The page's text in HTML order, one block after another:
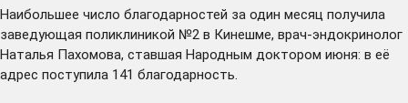
Наибольшее число благодарностей за один месяц получила
заведующая поликлиникой №2 в Кинешме, врач-эндокринолог
Наталья Пахомова, ставшая Народным доктором июня: в её
адрес поступила 141 благодарность.